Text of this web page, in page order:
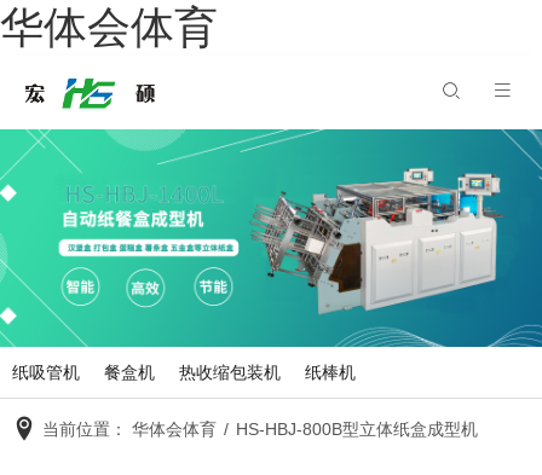
华体会体育
纸吸管机 餐盒机 热收缩包装机 纸棒机
当前位置： 华体会体育 / HS-HBJ-800B型立体纸盒成型机